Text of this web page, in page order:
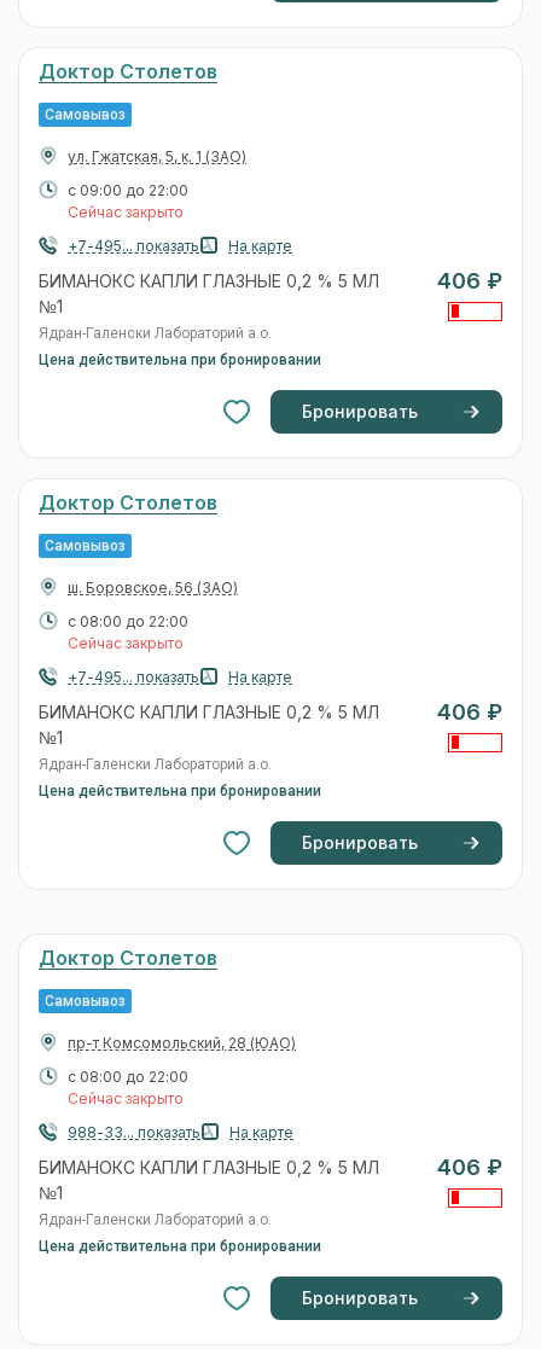
Доктор Столетов
Самовывоз
ул. Гжатская, 5, к. 1 (ЗАО)
с 09:00 до 22:00
Сейчас закрыто
+7-495... показать
На карте
БИМАНОКС КАПЛИ ГЛАЗНЫЕ 0,2 % 5 МЛ
№1
Ядран-Галенски Лабораторий а.о.
Цена действительна при бронировании
406 ₽
Бронировать
Доктор Столетов
Самовывоз
ш. Боровское, 56 (ЗАО)
с 08:00 до 22:00
Сейчас закрыто
+7-495... показать
На карте
БИМАНОКС КАПЛИ ГЛАЗНЫЕ 0,2 % 5 МЛ
№1
Ядран-Галенски Лабораторий а.о.
Цена действительна при бронировании
406 ₽
Бронировать
Доктор Столетов
Самовывоз
пр-т Комсомольский, 28 (ЮАО)
с 08:00 до 22:00
Сейчас закрыто
988-33... показать
На карте
БИМАНОКС КАПЛИ ГЛАЗНЫЕ 0,2 % 5 МЛ
№1
Ядран-Галенски Лабораторий а.о.
Цена действительна при бронировании
406 ₽
Бронировать